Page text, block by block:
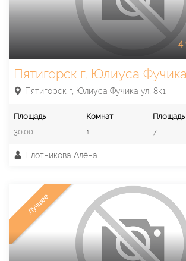
4
Пятигорск г, Юлиуса
Пятигорск г, Юлиуса Фучика ул, 8к1
Площадь
30.00
Комнат
1
Площадь
7
Плотникова Алёна
Лучшее